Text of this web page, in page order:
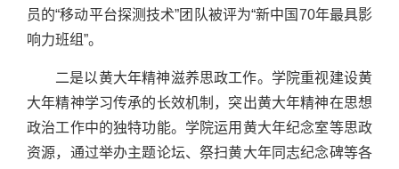
员的“移动平台探测技术”团队被评为“新中国70年最具影
响力班组”。
二是以黄大年精神滋养思政工作。学院重视建设黄
大年精神学习传承的长效机制，突出黄大年精神在思想
政治工作中的独特功能。学院运用黄大年纪念室等思政
资源，通过举办主题论坛、祭扫黄大年同志纪念碑等各